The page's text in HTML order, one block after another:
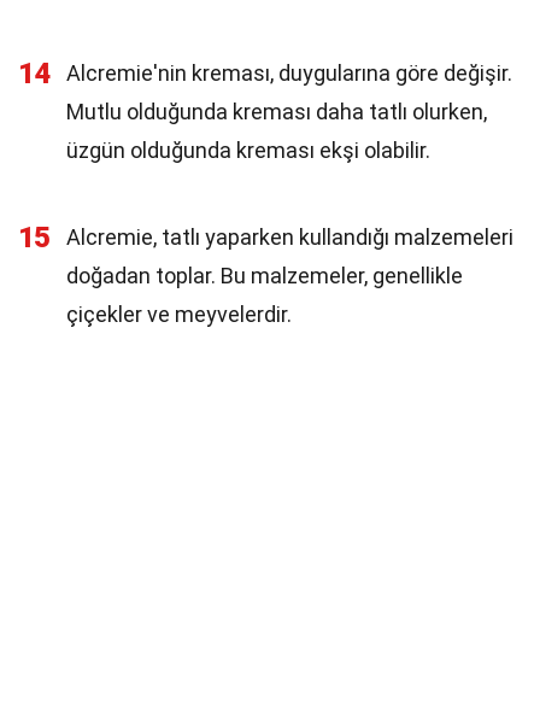
14
Alcremie'nin kreması, duygularına göre değişir.
Mutlu olduğunda kreması daha tatlı olurken,
üzgün olduğunda kreması ekşi olabilir.
15
Alcremie, tatlı yaparken kullandığı malzemeleri
doğadan toplar. Bu malzemeler, genellikle
çiçekler ve meyvelerdir.